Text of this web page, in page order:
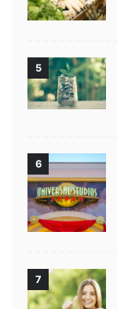
5
6
7